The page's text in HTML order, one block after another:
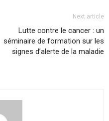
Next article
Lutte contre le cancer : un
séminaire de formation sur les
signes d’alerte de la maladie